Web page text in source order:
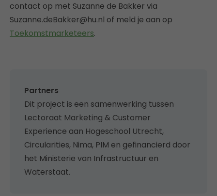
contact op met Suzanne de Bakker via
Suzanne.deBakker@hu.nl of meld je aan op
Toekomstmarketeers.
Partners
Dit project is een samenwerking tussen
Lectoraat Marketing & Customer
Experience aan Hogeschool Utrecht,
Circularities, Nima, PIM en gefinancierd door
het Ministerie van Infrastructuur en
Waterstaat.